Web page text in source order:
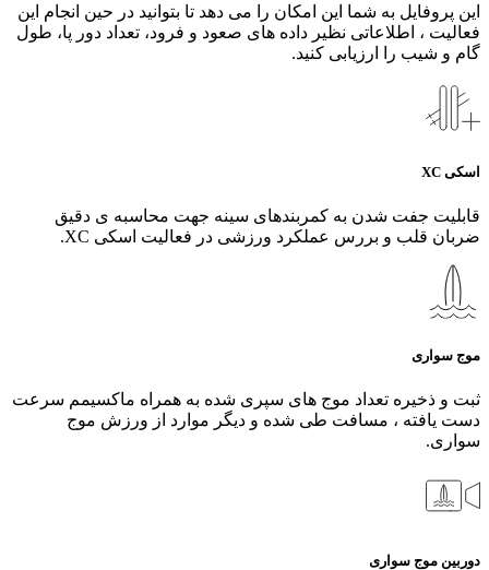
این پروفایل به شما این امکان را می دهد تا بتوانید در حین انجام این
فعالیت ، اطلاعاتی نظیر داده های صعود و فرود، تعداد دور پا، طول
گام و شیب را ارزیابی کنید.
اسکی XC
قابلیت جفت شدن به کمربندهای سینه جهت محاسبه ی دقیق
ضربان قلب و بررس عملکرد ورزشی در فعالیت اسکی XC.
موج سواری
ثبت و ذخیره تعداد موج های سپری شده به همراه ماکسیمم سرعت
دست یافته ، مسافت طی شده و دیگر موارد از ورزش موج
سواری.
دوربین موج سواری